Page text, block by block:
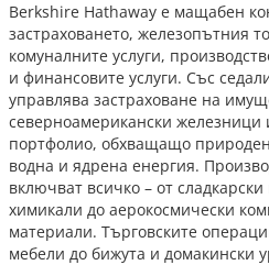
Berkshire Hathaway е мащабен
застраховането, железопътния
комуналните услуги,
и финансовите услуги. Със
управлява застраховане на
северноамерикански
портфолио, обхващащо
водна и ядрена енергия.
включват всичко – от
химикали до аерокосмически
материали. Търговските
мебели до бижута и домакински